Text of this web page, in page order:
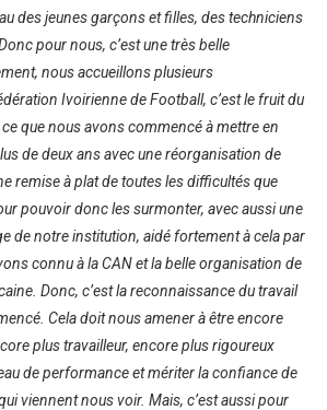
des jeunes garçons et filles, des techniciens
pour nous, c’est une très belle
nous accueillons plusieurs
Ivoirienne de Football, c’est le fruit du
ce que nous avons commencé à mettre en
de deux ans avec une réorganisation de
remise à plat de toutes les difficultés que
pouvoir donc les surmonter, avec aussi une
de notre institution, aidé fortement à cela par
connu à la CAN et la belle organisation de
Donc, c’est la reconnaissance du travail
Cela doit nous amener à être encore
plus travailleur, encore plus rigoureux
de performance et mériter la confiance de
viennent nous voir. Mais, c’est aussi pour